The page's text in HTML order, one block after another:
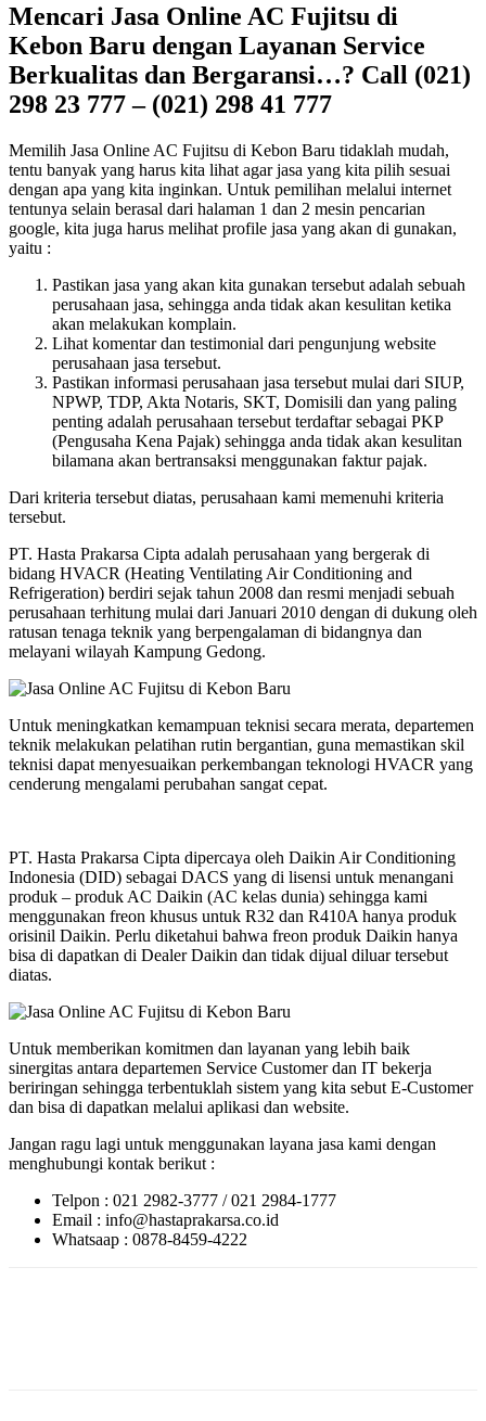
Mencari Jasa Online AC Fujitsu di
Kebon Baru dengan Layanan Service
Berkualitas dan Bergaransi…? Call (021)
298 23 777 – (021) 298 41 777
Memilih Jasa Online AC Fujitsu di Kebon Baru tidaklah mudah,
tentu banyak yang harus kita lihat agar jasa yang kita pilih sesuai
dengan apa yang kita inginkan. Untuk pemilihan melalui internet
tentunya selain berasal dari halaman 1 dan 2 mesin pencarian
google, kita juga harus melihat profile jasa yang akan di gunakan,
yaitu :
Pastikan jasa yang akan kita gunakan tersebut adalah sebuah
perusahaan jasa, sehingga anda tidak akan kesulitan ketika
akan melakukan komplain.
Lihat komentar dan testimonial dari pengunjung website
perusahaan jasa tersebut.
Pastikan informasi perusahaan jasa tersebut mulai dari SIUP,
NPWP, TDP, Akta Notaris, SKT, Domisili dan yang paling
penting adalah perusahaan tersebut terdaftar sebagai PKP
(Pengusaha Kena Pajak) sehingga anda tidak akan kesulitan
bilamana akan bertransaksi menggunakan faktur pajak.
Dari kriteria tersebut diatas, perusahaan kami memenuhi kriteria
tersebut.
PT. Hasta Prakarsa Cipta adalah perusahaan yang bergerak di
bidang HVACR (Heating Ventilating Air Conditioning and
Refrigeration) berdiri sejak tahun 2008 dan resmi menjadi sebuah
perusahaan terhitung mulai dari Januari 2010 dengan di dukung oleh
ratusan tenaga teknik yang berpengalaman di bidangnya dan
melayani wilayah Kampung Gedong.
Untuk meningkatkan kemampuan teknisi secara merata, departemen
teknik melakukan pelatihan rutin bergantian, guna memastikan skil
teknisi dapat menyesuaikan perkembangan teknologi HVACR yang
cenderung mengalami perubahan sangat cepat.
PT. Hasta Prakarsa Cipta dipercaya oleh Daikin Air Conditioning
Indonesia (DID) sebagai DACS yang di lisensi untuk menangani
produk – produk AC Daikin (AC kelas dunia) sehingga kami
menggunakan freon khusus untuk R32 dan R410A hanya produk
orisinil Daikin. Perlu diketahui bahwa freon produk Daikin hanya
bisa di dapatkan di Dealer Daikin dan tidak dijual diluar tersebut
diatas.
Untuk memberikan komitmen dan layanan yang lebih baik
sinergitas antara departemen Service Customer dan IT bekerja
beriringan sehingga terbentuklah sistem yang kita sebut E-Customer
dan bisa di dapatkan melalui aplikasi dan website.
Jangan ragu lagi untuk menggunakan layana jasa kami dengan
menghubungi kontak berikut :
Telpon : 021 2982-3777 / 021 2984-1777
Email : info@hastaprakarsa.co.id
Whatsaap : 0878-8459-4222